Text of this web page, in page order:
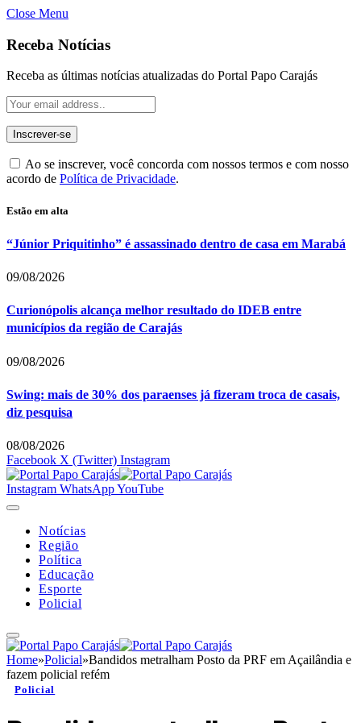
Close Menu
Receba Notícias
Receba as últimas notícias atualizadas do Portal Papo Carajás
Ao se inscrever, você concorda com nossos termos e com nosso
acordo de Política de Privacidade.
Estão em alta
“Júnior Priquitinho” é assassinado dentro de casa em Marabá
09/08/2026
Curionópolis alcança melhor resultado do IDEB entre
municípios da região de Carajás
09/08/2026
Swing: mais de 30% dos paraenses já fizeram troca de casais,
diz pesquisa
08/08/2026
Facebook X (Twitter) Instagram
Instagram WhatsAppYouTube
Notícias
Região
Política
Educação
Esporte
Policial
Home»Policial»Bandidos metralham Posto da PRF em Açailândia e
fazem policial refém
Policial